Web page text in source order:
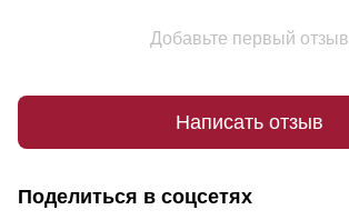
Добавьте первый отзыв
Написать отзыв
Поделиться в соцсетях